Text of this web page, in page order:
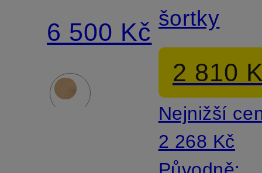
GAUBERT
Slim Fit
6 500 Kč
šortky
2 810
Nejnižší
2 268 Kč